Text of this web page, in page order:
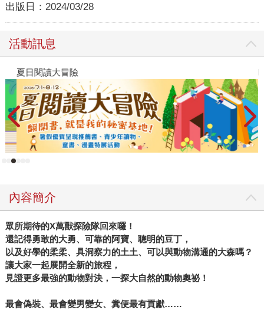
出版日： 2024/03/28
活動訊息
夏日閱讀大冒險
內容簡介
眾所期待的X萬獸探險隊回來囉！
還記得勇敢的大勇、可靠的阿寶、聰明的豆丁，
以及好學的柔柔、具洞察力的土土、可以與動物溝通的大森嗎？
讓大家一起展開全新的旅程，
見證更多最強的動物對決，一探大自然的動物奧祕！
最會偽裝、最會變男變女、糞便最有貢獻……